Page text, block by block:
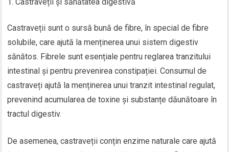
Castraveții și sănătatea digestivă
Castraveții sunt o sursă bună de fibre, în special de fibre
solubile, care ajută la menținerea unui sistem digestiv
sănătos. Fibrele sunt esențiale pentru reglarea tranzitului
intestinal și pentru prevenirea constipației. Consumul de
castraveți ajută la menținerea unui tranzit intestinal regulat,
prevenind acumularea de toxine și substanțe dăunătoare în
tractul digestiv.
De asemenea, castraveții conțin enzime naturale care ajută